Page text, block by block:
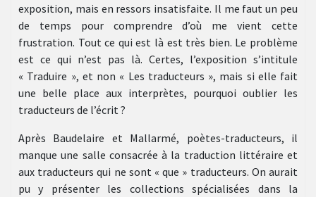
exposition, mais en ressors insatisfaite. Il me faut un peu
de temps pour comprendre d’où me vient cette
frustration. Tout ce qui est là est très bien. Le problème
est ce qui n’est pas là. Certes, l’exposition s’intitule
« Traduire », et non « Les traducteurs », mais si elle fait
une belle place aux interprètes, pourquoi oublier les
traducteurs de l’écrit ?
Après Baudelaire et Mallarmé, poètes-traducteurs, il
manque une salle consacrée à la traduction littéraire et
aux traducteurs qui ne sont « que » traducteurs. On aurait
pu y présenter les collections spécialisées dans la